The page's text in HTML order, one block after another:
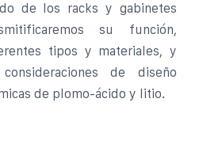
de los racks y gabinetes
su función,
tipos y materiales, y
de diseño
de plomo-ácido y litio.